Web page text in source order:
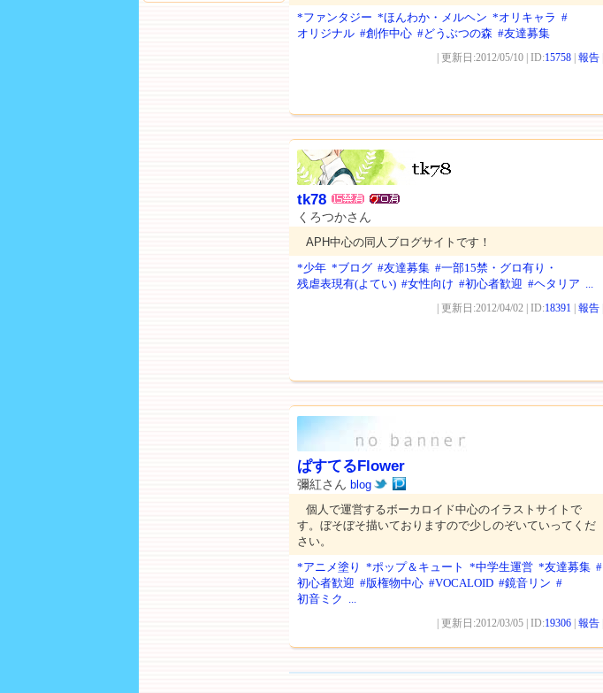
*ファンタジー *ほんわか・メルヘン *オリキャラ #
オリジナル #創作中心 #どうぶつの森 #友達募集
| 更新日:2012/05/10 | ID:15758 報告
tk78
くろつかさん
APH中心の同人ブログサイトです！
*少年 *ブログ #友達募集 #一部15禁・グロ有り・
残虐表現有(よてい) #女性向け #初心者歓迎 #ヘタリア ...
| 更新日:2012/04/02 | ID:18391 報告
ぱすてるFlower
彌紅さん blog
個人で運営するボーカロイド中心のイラストサイトで
す。ぼそぼそ描いておりますので少しのぞいていってくだ
さい。
*アニメ塗り *ポップ＆キュート *中学生運営 *友達募集 #
初心者歓迎 #版権物中心 #VOCALOID #鏡音リン #
初音ミク ...
| 更新日:2012/03/05 | ID:19306 報告